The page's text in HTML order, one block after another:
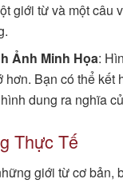
giới từ và một câu
Ảnh Minh Họa:
hơn. Bạn có thể kết
dung ra nghĩa
Thực Tế
giới từ cơ bản,